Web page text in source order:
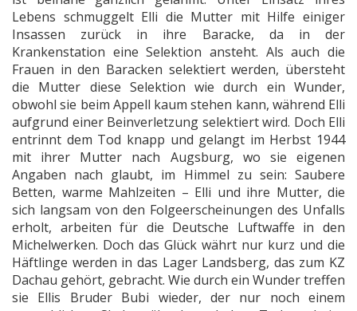
Lebens schmuggelt Elli die Mutter mit Hilfe einiger
Insassen zurück in ihre Baracke, da in der
Krankenstation eine Selektion ansteht. Als auch die
Frauen in den Baracken selektiert werden, übersteht
die Mutter diese Selektion wie durch ein Wunder,
obwohl sie beim Appell kaum stehen kann, während Elli
aufgrund einer Beinverletzung selektiert wird. Doch Elli
entrinnt dem Tod knapp und gelangt im Herbst 1944
mit ihrer Mutter nach Augsburg, wo sie eigenen
Angaben nach glaubt, im Himmel zu sein: Saubere
Betten, warme Mahlzeiten – Elli und ihre Mutter, die
sich langsam von den Folgeerscheinungen des Unfalls
erholt, arbeiten für die Deutsche Luftwaffe in den
Michelwerken. Doch das Glück währt nur kurz und die
Häftlinge werden in das Lager Landsberg, das zum KZ
Dachau gehört, gebracht. Wie durch ein Wunder treffen
sie Ellis Bruder Bubi wieder, der nur noch einem